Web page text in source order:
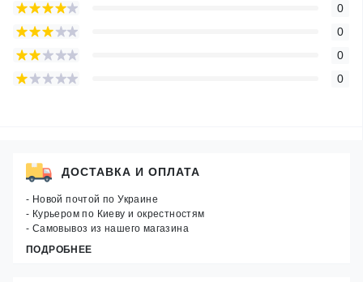
0
0
0
0
ДОСТАВКА И ОПЛАТА
- Новой почтой по Украине
- Курьером по Киеву и окрестностям
- Самовывоз из нашего магазина
ПОДРОБНЕЕ